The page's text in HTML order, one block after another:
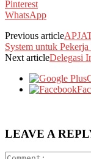
Pinterest
WhatsApp
Previous article
System untuk
Next articleDelegasi
LEAVE A